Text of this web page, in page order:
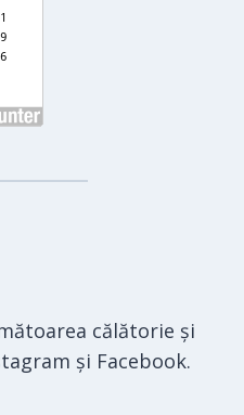
călătorie și
și Facebook.